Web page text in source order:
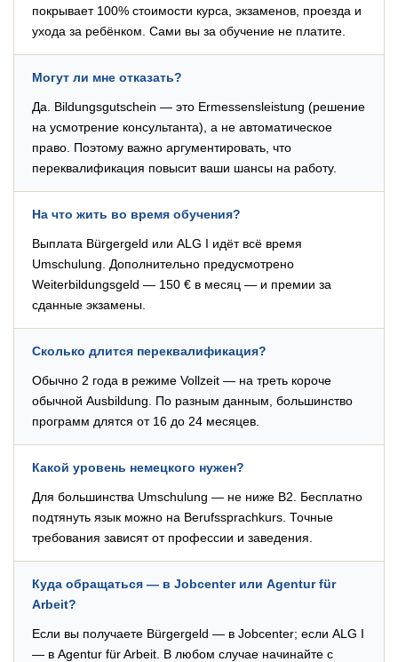
покрывает 100% стоимости курса, экзаменов, проезда и
ухода за ребёнком. Сами вы за обучение не платите.
Могут ли мне отказать?
Да. Bildungsgutschein — это Ermessensleistung (решение
на усмотрение консультанта), а не автоматическое
право. Поэтому важно аргументировать, что
переквалификация повысит ваши шансы на работу.
На что жить во время обучения?
Выплата Bürgergeld или ALG I идёт всё время
Umschulung. Дополнительно предусмотрено
Weiterbildungsgeld — 150 € в месяц — и премии за
сданные экзамены.
Сколько длится переквалификация?
Обычно 2 года в режиме Vollzeit — на треть короче
обычной Ausbildung. По разным данным, большинство
программ длятся от 16 до 24 месяцев.
Какой уровень немецкого нужен?
Для большинства Umschulung — не ниже B2. Бесплатно
подтянуть язык можно на Berufssprachkurs. Точные
требования зависят от профессии и заведения.
Куда обращаться — в Jobcenter или Agentur für
Arbeit?
Если вы получаете Bürgergeld — в Jobcenter; если ALG I
— в Agentur für Arbeit. В любом случае начинайте с